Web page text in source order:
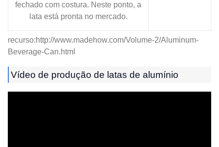
fechado com costura. Neste ponto, a
lata está pronta no mercado.
recurso:http://www.madehow.com/Volume-2/Aluminum-
Beverage-Can.html
Vídeo de produção de latas de alumínio